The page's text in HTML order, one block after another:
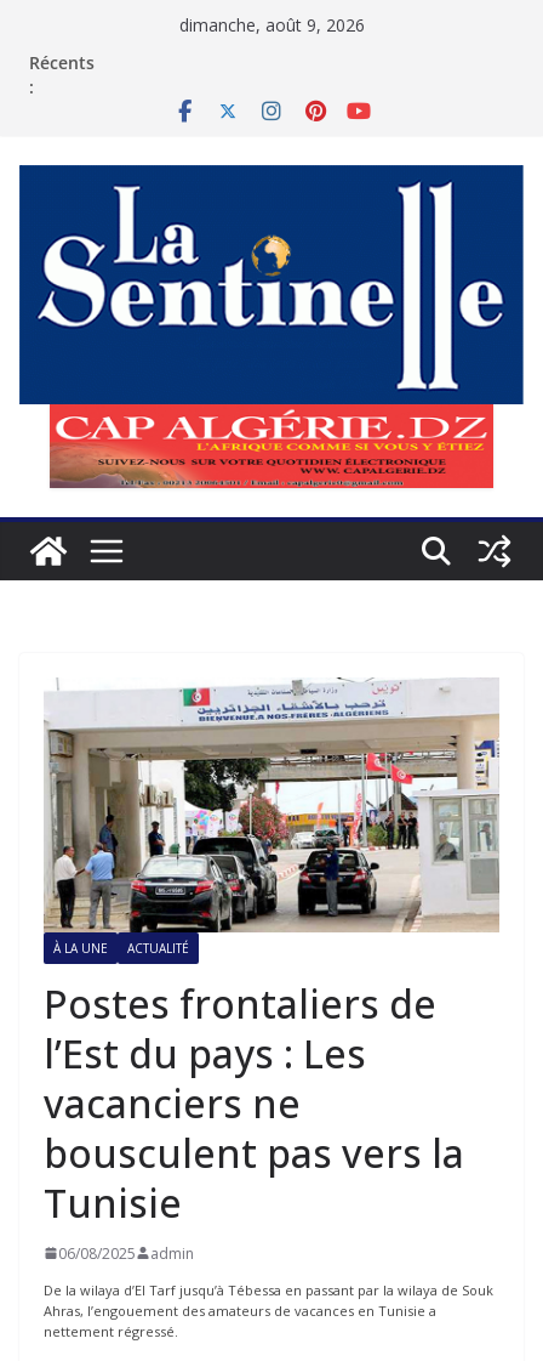
dimanche, août 9, 2026
Récents
:
À LA UNE ACTUALITÉ
Postes frontaliers de
l’Est du pays : Les
vacanciers ne
bousculent pas vers la
Tunisie
06/08/2025 admin
De la wilaya d’El Tarf jusqu’à Tébessa en passant par la wilaya de Souk
Ahras, l’engouement des amateurs de vacances en Tunisie a
nettement régressé.